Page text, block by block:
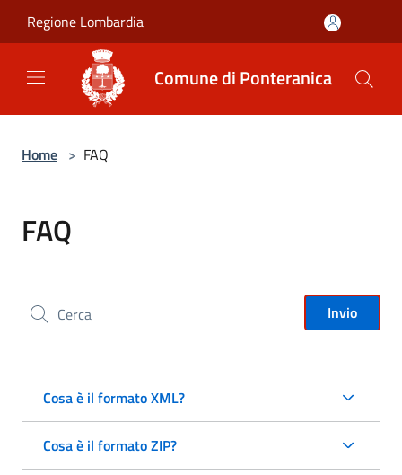
Regione Lombardia
Comune di Ponteranica
Home > FAQ
FAQ
Cerca nel sito Invio
Cosa è il formato XML?
Cosa è il formato ZIP?